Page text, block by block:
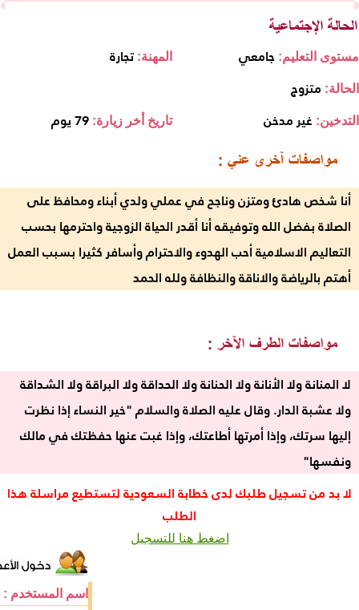
المهنة: تجارة مستوى التعليم: جامعي
الحالة: متزوج
تاريخ أخر زيارة: 79 يوم التدخين: غير مدخن
أنا شخص هادئ ومتزن وناجح في عملي ولدي أبناء ومحافظ على
الصلاة بفضل الله وتوفيقه أنا أقدر الحياة الزوجية واحترمها بحسب
التعاليم الاسلامية أحب الهدوء والاحترام وأسافر كثيرا بسبب العمل
أهتم بالرياضة والاناقة والنظافة ولله الحمد
لا المنانة ولا الأنانة ولا الحنانة ولا الحداقة ولا البراقة ولا الشداقة
ولا عشبة الدار. وقال عليه الصلاة والسلام "خير النساء إذا نظرت
إليها سرتك، وإذا أمرتها أطاعتك، وإذا غبت عنها حفظتك في مالك
ونفسها"
لا بد من تسجيل طلبك لدى خطابة السعودية لتستطيع مراسلة هذا
الطلب
اضغط هنا للتسجيل
اسم المستخدم :